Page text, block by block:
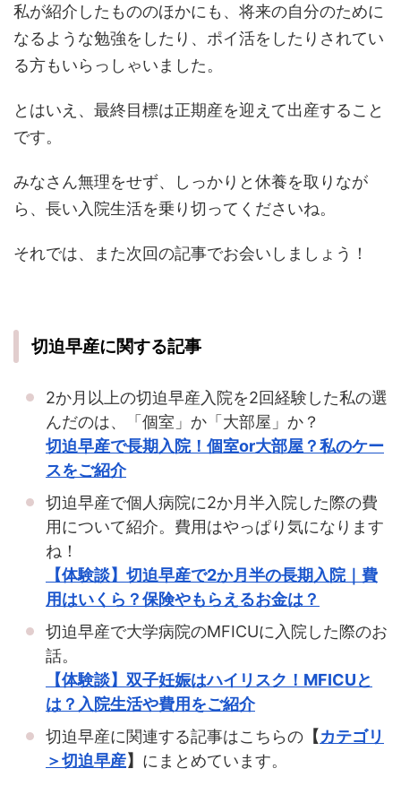
私が紹介したもののほかにも、将来の自分のために
なるような勉強をしたり、ポイ活をしたりされてい
る方もいらっしゃいました。
とはいえ、最終目標は正期産を迎えて出産すること
です。
みなさん無理をせず、しっかりと休養を取りなが
ら、長い入院生活を乗り切ってくださいね。
それでは、また次回の記事でお会いしましょう！
切迫早産に関する記事
2か月以上の切迫早産入院を2回経験した私の選
んだのは、「個室」か「大部屋」か？
切迫早産で長期入院！個室or大部屋？私のケー
スをご紹介
切迫早産で個人病院に2か月半入院した際の費
用について紹介。費用はやっぱり気になります
ね！
【体験談】切迫早産で2か月半の長期入院｜費
用はいくら？保険やもらえるお金は？
切迫早産で大学病院のMFICUに入院した際のお
話。
【体験談】双子妊娠はハイリスク！MFICUと
は？入院生活や費用をご紹介
切迫早産に関連する記事はこちらの 【カテゴリ
＞切迫早産】 にまとめています。